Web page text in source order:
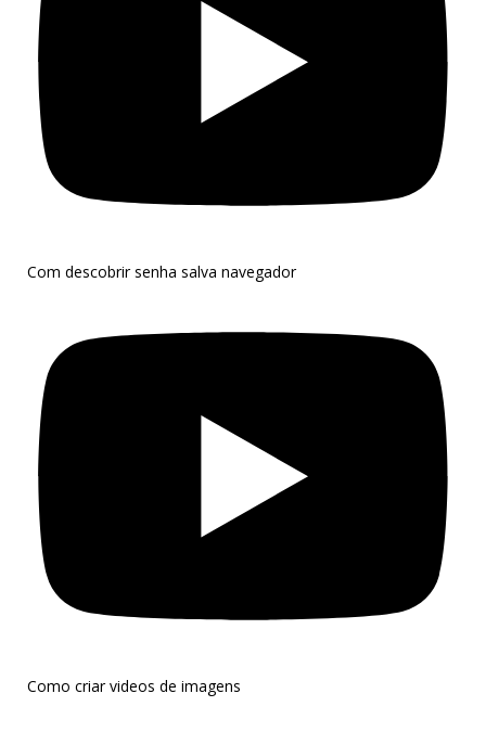
Com descobrir senha salva navegador
Como criar videos de imagens